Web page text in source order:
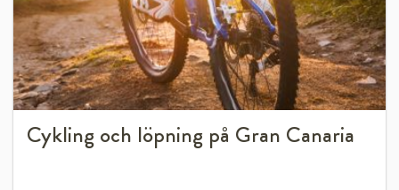
Cykling och löpning på Gran Canaria